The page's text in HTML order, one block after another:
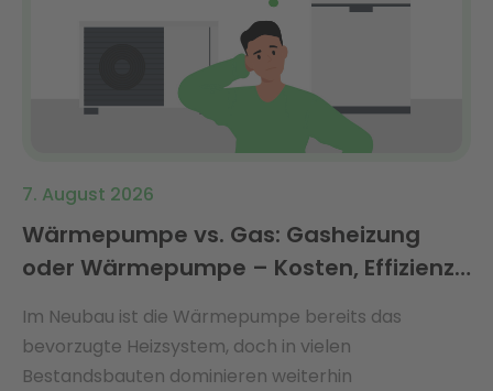
7. August 2026
Wärmepumpe vs. Gas: Gasheizung
oder Wärmepumpe – Kosten, Effizienz
Im Neubau ist die Wärmepumpe bereits das
bevorzugte Heizsystem, doch in vielen
Bestandsbauten dominieren weiterhin